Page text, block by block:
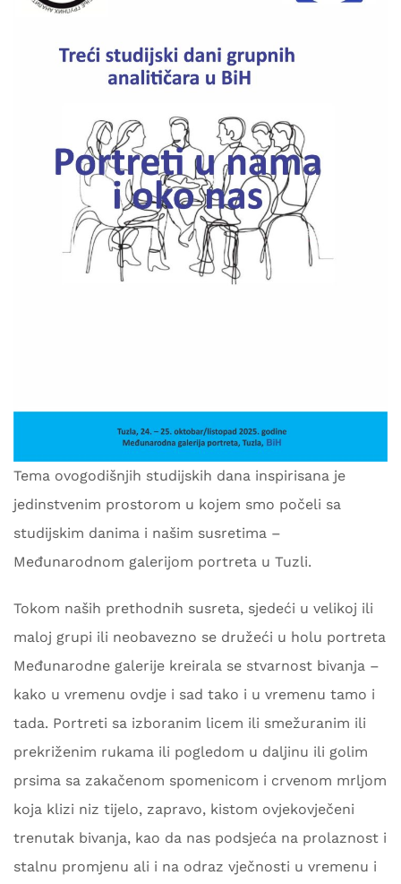
Tema ovogodišnjih studijskih dana inspirisana je
jedinstvenim prostorom u kojem smo počeli sa
studijskim danima i našim susretima –
Međunarodnom galerijom portreta u Tuzli.
Tokom naših prethodnih susreta, sjedeći u velikoj ili
maloj grupi ili neobavezno se družeći u holu portreta
Međunarodne galerije kreirala se stvarnost bivanja –
kako u vremenu ovdje i sad tako i u vremenu tamo i
tada. Portreti sa izboranim licem ili smežuranim ili
prekriženim rukama ili pogledom u daljinu ili golim
prsima sa zakačenom spomenicom i crvenom mrljom
koja klizi niz tijelo, zapravo, kistom ovjekovječeni
trenutak bivanja, kao da nas podsjeća na prolaznost i
stalnu promjenu ali i na odraz vječnosti u vremenu i